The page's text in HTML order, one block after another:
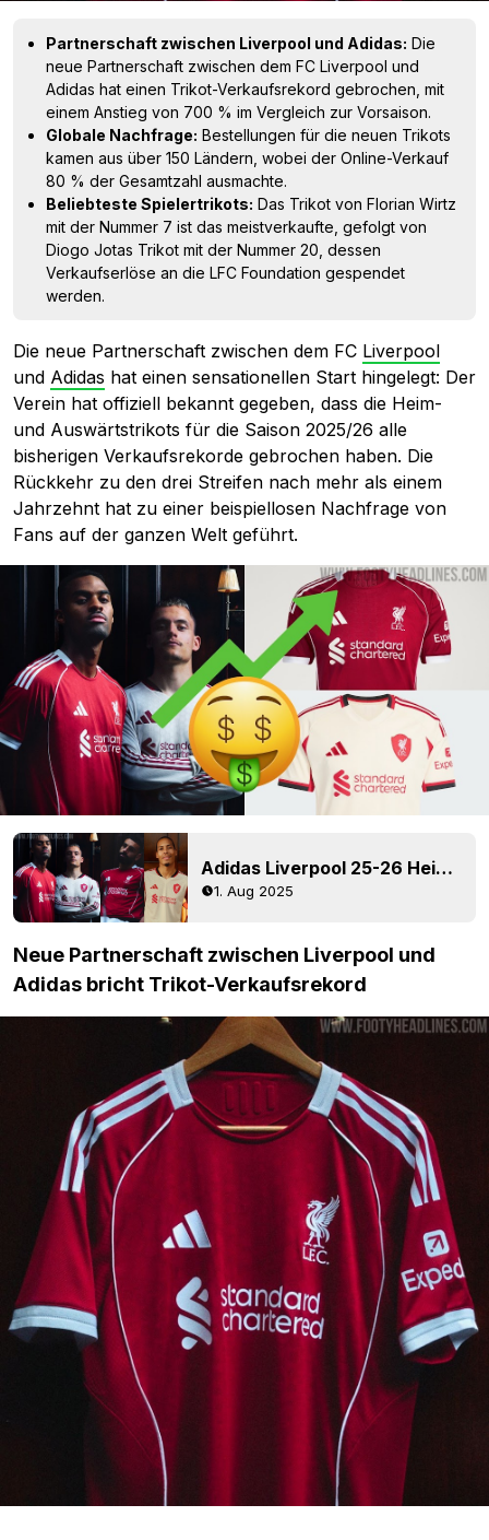
Partnerschaft zwischen Liverpool und Adidas: Die
neue Partnerschaft zwischen dem FC Liverpool und
Adidas hat einen Trikot-Verkaufsrekord gebrochen, mit
einem Anstieg von 700 % im Vergleich zur Vorsaison.
Globale Nachfrage: Bestellungen für die neuen Trikots
kamen aus über 150 Ländern, wobei der Online-Verkauf
80 % der Gesamtzahl ausmachte.
Beliebteste Spielertrikots: Das Trikot von Florian Wirtz
mit der Nummer 7 ist das meistverkaufte, gefolgt von
Diogo Jotas Trikot mit der Nummer 20, dessen
Verkaufserlöse an die LFC Foundation gespendet
werden.
Die neue Partnerschaft zwischen dem FC Liverpool
und Adidas hat einen sensationellen Start hingelegt: Der
Verein hat offiziell bekannt gegeben, dass die Heim-
und Auswärtstrikots für die Saison 2025/26 alle
bisherigen Verkaufsrekorde gebrochen haben. Die
Rückkehr zu den drei Streifen nach mehr als einem
Jahrzehnt hat zu einer beispiellosen Nachfrage von
Fans auf der ganzen Welt geführt.
Adidas Liverpool 25-26 Heim- und Auswärtstrikots vorgestellt – Schluss mit Nike
1. Aug 2025
Neue Partnerschaft zwischen Liverpool und
Adidas bricht Trikot-Verkaufsrekord